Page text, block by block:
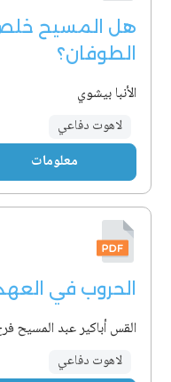
هل المسيح
الطوفان؟
الأنبا بيشوي
لاهوت دفاعي
معلومات
الحروب في
القس أباكير عبد المسيح
لاهوت دفاعي